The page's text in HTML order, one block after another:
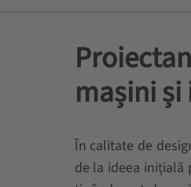
mașini
În calitate de
de la ideea inițială